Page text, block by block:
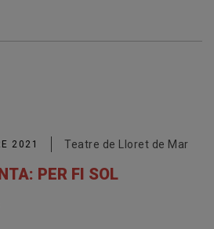
2021 Teatre de Lloret de Mar
PER FI SOL